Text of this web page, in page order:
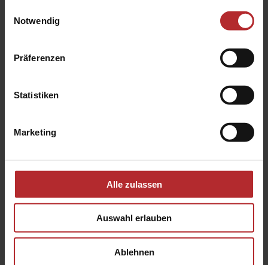
Notwendig
Präferenzen
Statistiken
Marketing
Alle zulassen
Auswahl erlauben
Ablehnen
geeignet.
Das könnte Sie auch interessieren